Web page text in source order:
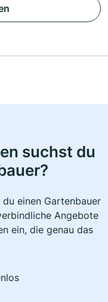
suchst du
einen Gartenbauer
Angebote
ein, die genau das